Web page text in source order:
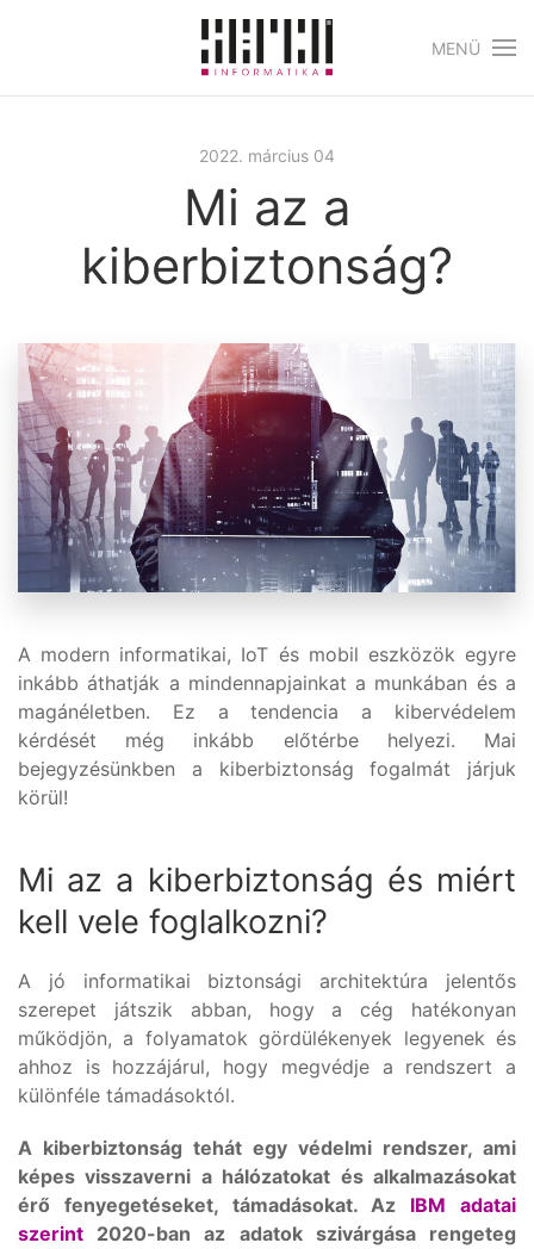
Skip to main content
MENÜ
2022. március 04
Mi az a
kiberbiztonság?
A modern informatikai, IoT és mobil eszközök egyre
inkább áthatják a mindennapjainkat a munkában és a
magánéletben. Ez a tendencia a kibervédelem
kérdését még inkább előtérbe helyezi. Mai
bejegyzésünkben a kiberbiztonság fogalmát járjuk
körül!
Mi az a kiberbiztonság és miért
kell vele foglalkozni?
A jó informatikai biztonsági architektúra jelentős
szerepet játszik abban, hogy a cég hatékonyan
működjön, a folyamatok gördülékenyek legyenek és
ahhoz is hozzájárul, hogy megvédje a rendszert a
különféle támadásoktól.
A kiberbiztonság tehát egy védelmi rendszer, ami
képes visszaverni a hálózatokat és alkalmazásokat
érő fenyegetéseket, támadásokat. Az IBM adatai
szerint 2020-ban az adatok szivárgása rengeteg